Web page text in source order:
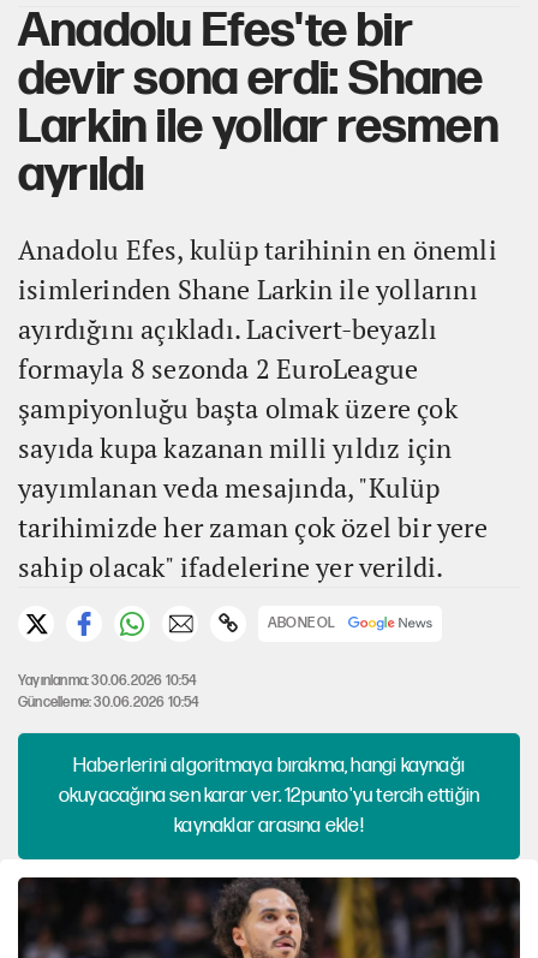
Anadolu Efes'te bir
devir sona erdi: Shane
Larkin ile yollar resmen
ayrıldı
Anadolu Efes, kulüp tarihinin en önemli
isimlerinden Shane Larkin ile yollarını
ayırdığını açıkladı. Lacivert-beyazlı
formayla 8 sezonda 2 EuroLeague
şampiyonluğu başta olmak üzere çok
sayıda kupa kazanan milli yıldız için
yayımlanan veda mesajında, "Kulüp
tarihimizde her zaman çok özel bir yere
sahip olacak" ifadelerine yer verildi.
ABONE OL
Yayınlanma: 30.06.2026 10:54
Güncelleme: 30.06.2026 10:54
Haberlerini algoritmaya bırakma, hangi kaynağı
okuyacağına sen karar ver. 12punto'yu tercih ettiğin
kaynaklar arasına ekle!